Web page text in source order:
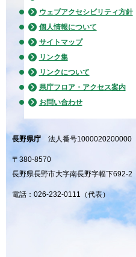
ウェブアクセシビリティ方針
個人情報について
サイトマップ
リンク集
リンクについて
県庁フロア・アクセス案内
お問い合わせ
長野県庁 法人番号1000020200000
〒380-8570
長野県長野市大字南長野字幅下692-2
電話：026-232-0111（代表）